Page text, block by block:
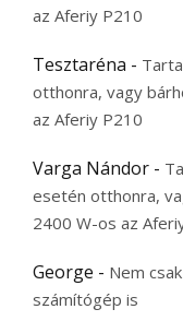
az Aferiy P210
Tesztaréna -
otthonra, vagy
az Aferiy P210
Varga Nándor -
esetén otthonra,
2400 W-os az
George - Nem
számítógép is